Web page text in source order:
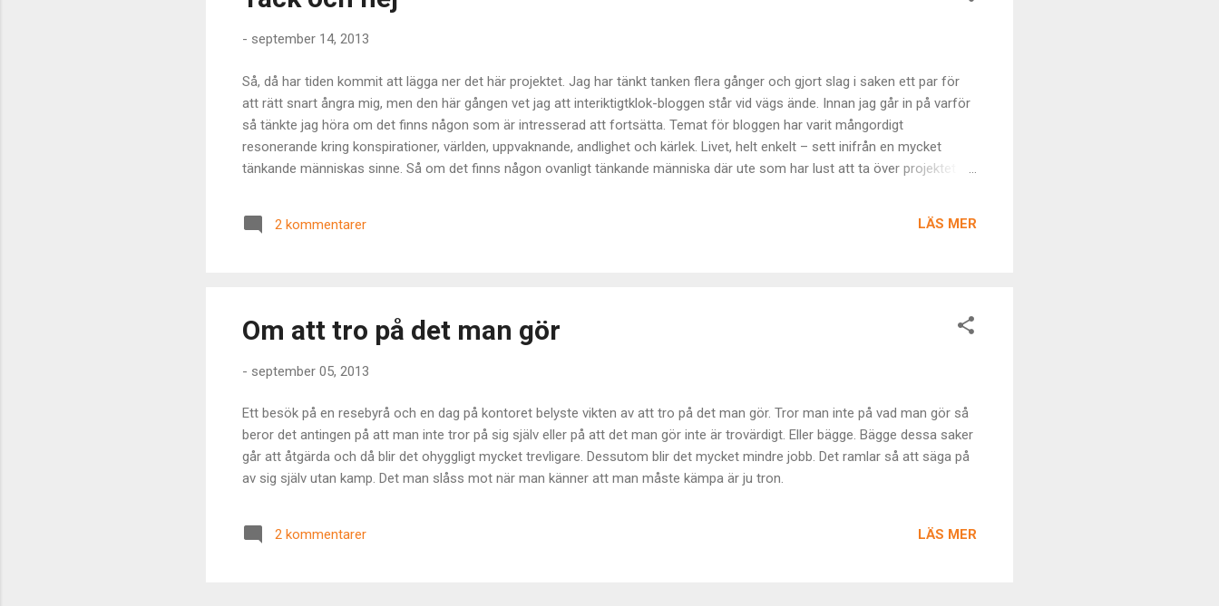
- september 14, 2013
Så, då har tiden kommit att lägga ner det här projektet. Jag har tänkt tanken flera gånger och gjort slag i saken ett par för
att rätt snart ångra mig, men den här gången vet jag att interiktigtklok-bloggen står vid vägs ände. Innan jag går in på varför
så tänkte jag höra om det finns någon som är intresserad att fortsätta. Temat för bloggen har varit mångordigt
resonerande kring konspirationer, världen, uppvaknande, andlighet och kärlek. Livet, helt enkelt – sett inifrån en mycket
tänkande människas sinne. Så om det finns någon ovanligt tänkande människa där ute som har lust att ta över projektet är
Jag har alltid och kommer sannolikt alltid att skriva mer än de flesta. Jag älskar ord och dess förmåga att förmedla känsla.
När jag den 28/10 2010 började posta här så var det för att beskriva mina tankar för mig själv. Det var ett väl valt ögonblick.
2 kommentarer LÄS MER
Om att tro på det man gör
- september 05, 2013
Ett besök på en resebyrå och en dag på kontoret belyste vikten av att tro på det man gör. Tror man inte på vad man gör så
beror det antingen på att man inte tror på sig själv eller på att det man gör inte är trovärdigt. Eller bägge. Bägge dessa saker
går att åtgärda och då blir det ohyggligt mycket trevligare. Dessutom blir det mycket mindre jobb. Det ramlar så att säga på
av sig själv utan kamp. Det man slåss mot när man känner att man måste kämpa är ju tron.
2 kommentarer LÄS MER